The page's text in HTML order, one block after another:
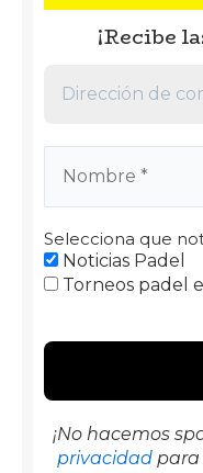
¡Recibe
Selecciona que
Noticias Padel
Torneos padel
¡No hacemos
privacidad para